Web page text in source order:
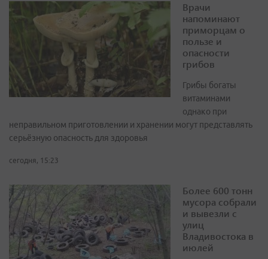
Врачи
напоминают
приморцам о
пользе и
опасности
грибов
Грибы богаты
витаминами
однако при
неправильном приготовлении и хранении могут представлять
серьёзную опасность для здоровья
сегодня, 15:23
Более 600 тонн
мусора собрали
и вывезли с
улиц
Владивостока в
июлей